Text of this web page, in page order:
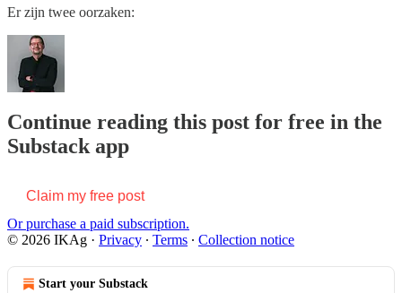
Er zijn twee oorzaken:
Continue reading this post for free in the
Substack app
Claim my free post
Or purchase a paid subscription.
© 2026 IKAg · Privacy ∙ Terms ∙ Collection notice
Start your Substack